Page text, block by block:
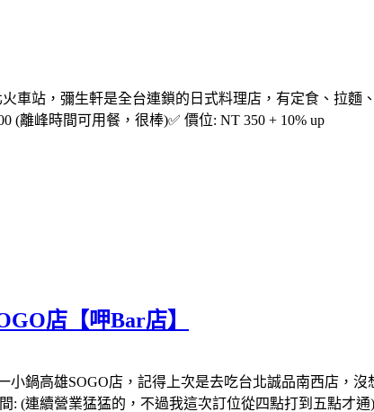
車站，彌生軒是全台連鎖的日式料理店，有定食、拉
(離峰時間可用餐，很棒)✅ 價位: NT 350 + 10% up
店【呷Bar店】
小鍋高雄SOGO店，記得上次是去吃台北誠品南西店，
(連續營業猛猛的，不過我這次訂位從四點打到五點才通)